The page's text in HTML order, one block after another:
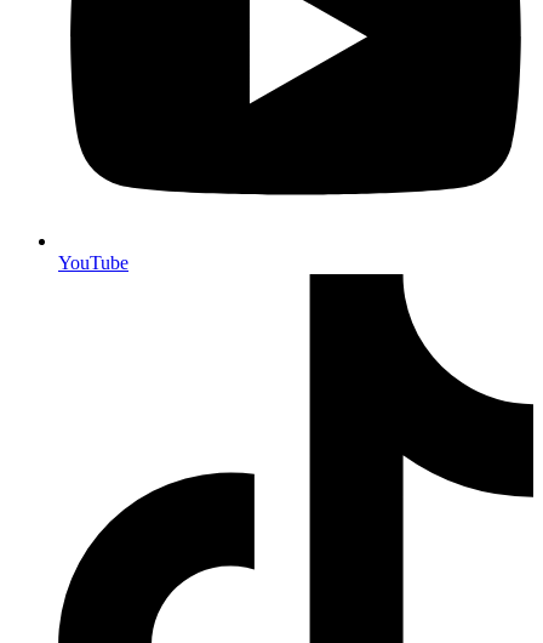
YouTube